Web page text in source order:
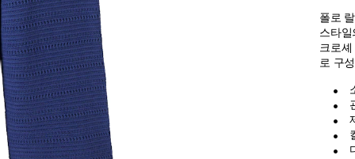
폴로
스타
크로
로 구